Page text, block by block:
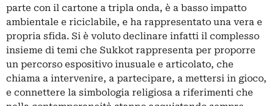
parte con il cartone a tripla onda, è a basso impatto
ambientale e riciclabile, e ha rappresentato una vera e
propria sfida. Si è voluto declinare infatti il complesso
insieme di temi che Sukkot rappresenta per proporre
un percorso espositivo inusuale e articolato, che
chiama a intervenire, a partecipare, a mettersi in gioco,
e connettere la simbologia religiosa a riferimenti che